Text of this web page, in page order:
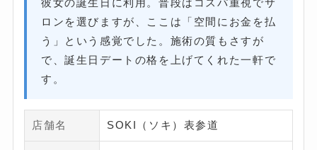
彼女の誕生日に利用。普段はコスパ重視でサ
ロンを選びますが、ここは「空間にお金を払
う」という感覚でした。施術の質もさすが
で、誕生日デートの格を上げてくれた一軒で
す。
店舗名 SOKI（ソキ）表参道